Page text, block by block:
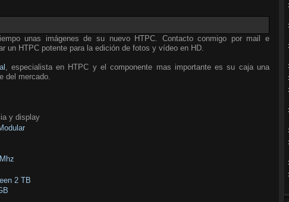
unas imágenes de su nuevo HTPC. Contacto conmigo por mail e
un HTPC potente para la edición de fotos y vídeo en HD.
, especialista en HTPC y el componente mas importante es su caja una
del mercado.
y display
2 TB